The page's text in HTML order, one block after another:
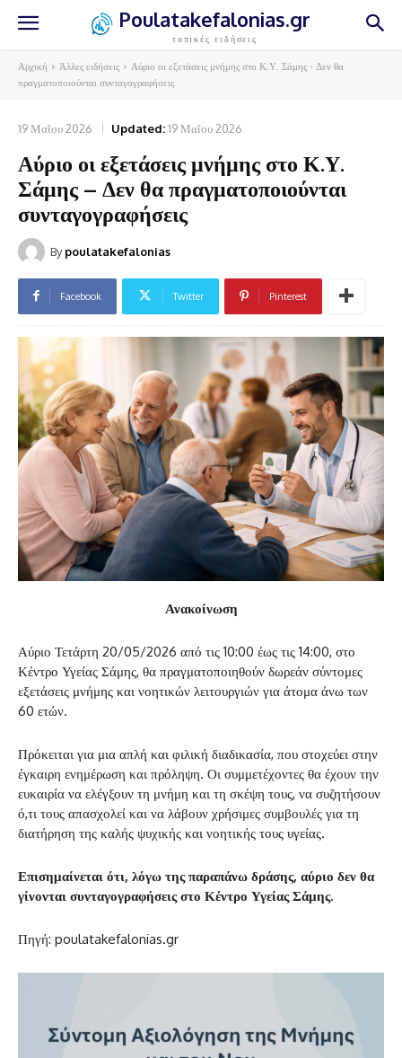
Poulatakefalonias.gr
τοπικές ειδήσεις
Αρχική Άλλες ειδήσεις
Αύριο οι εξετάσεις μνήμης στο Κ.Υ. Σάμης - Δεν θα
πραγματοποιούνται συνταγογραφήσεις
19 Μαΐου 2026 Updated:19 Μαΐου 2026
Αύριο οι εξετάσεις μνήμης στο Κ.Υ.
Σάμης – Δεν θα πραγματοποιούνται
συνταγογραφήσεις
By poulatakefalonias
Facebook Twitter Pinterest
Ανακοίνωση
Αύριο Τετάρτη 20/05/2026 από τις 10:00 έως τις 14:00, στο
Κέντρο Υγείας Σάμης, θα πραγματοποιηθούν δωρεάν σύντομες
εξετάσεις μνήμης και νοητικών λειτουργιών για άτομα άνω των
60 ετών.
Πρόκειται για μια απλή και φιλική διαδικασία, που στοχεύει στην
έγκαιρη ενημέρωση και πρόληψη. Οι συμμετέχοντες θα έχουν την
ευκαιρία να ελέγξουν τη μνήμη και τη σκέψη τους, να συζητήσουν
ό,τι τους απασχολεί και να λάβουν χρήσιμες συμβουλές για τη
διατήρηση της καλής ψυχικής και νοητικής τους υγείας.
Επισημαίνεται ότι, λόγω της παραπάνω δράσης, αύριο δεν θα
γίνονται συνταγογραφήσεις στο Κέντρο Υγείας Σάμης.
Πηγή: poulatakefalonias.gr